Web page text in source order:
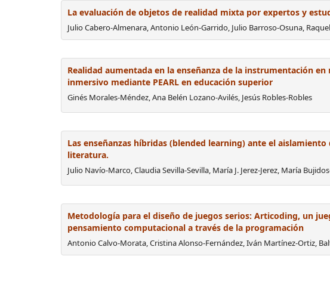
La evaluación de objetos de realidad mixta por expertos y
Julio Cabero-Almenara, Antonio León-Garrido, Julio Barroso-Osuna,
Realidad aumentada en la enseñanza de la instrumentación en
inmersivo mediante PEARL en educación superior
Ginés Morales-Méndez, Ana Belén Lozano-Avilés, Jesús Robles-Robles
Las enseñanzas híbridas (blended learning) ante el
literatura.
Julio Navío-Marco, Claudia Sevilla-Sevilla, María J. Jerez-Jerez, María
Metodología para el diseño de juegos serios: Articoding, un
pensamiento computacional a través de la programación
Antonio Calvo-Morata, Cristina Alonso-Fernández, Iván Martínez-Ortiz,